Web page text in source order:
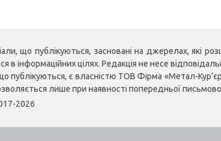
що публікуються, засновані на джерелах, які
інформаційних цілях. Редакція не несе
що публікуються, є власністю ТОВ Фірма «Метал-
лише при наявності попередньої
2026